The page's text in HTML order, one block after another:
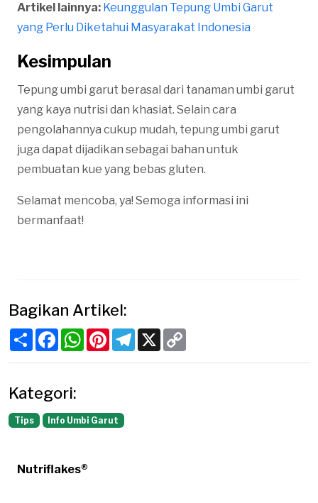
Artikel lainnya: Keunggulan Tepung Umbi Garut
yang Perlu Diketahui Masyarakat Indonesia
Kesimpulan
Tepung umbi garut berasal dari tanaman umbi garut
yang kaya nutrisi dan khasiat. Selain cara
pengolahannya cukup mudah, tepung umbi garut
juga dapat dijadikan sebagai bahan untuk
pembuatan kue yang bebas gluten.
Selamat mencoba, ya! Semoga informasi ini
bermanfaat!
Bagikan Artikel:
ShareFacebookWhatsApp
PinterestTelegram
X
Kategori:
Tips Info Umbi Garut
Nutriflakes®